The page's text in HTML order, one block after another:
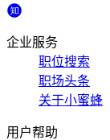
企业服务
职位搜索
职场头条
关于小蜜蜂
用户帮助